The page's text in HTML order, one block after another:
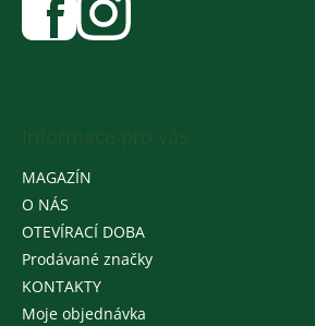
MAGAZÍN
O NÁS
OTEVÍRACÍ DOBA
Prodávané značky
KONTAKTY
Moje objednávka